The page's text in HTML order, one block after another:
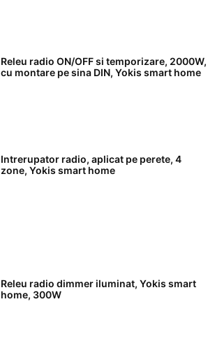
Releu radio ON/OFF si temporizare, 2000W,
cu montare pe sina DIN, Yokis smart home
Intrerupator radio, aplicat pe perete, 4
zone, Yokis smart home
Releu radio dimmer iluminat, Yokis smart
home, 300W